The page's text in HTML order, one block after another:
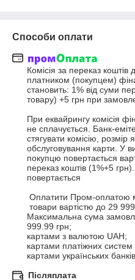
Способи оплати
Комісія за переказ
платником (покупцем)
становить: 1% від суми
товару) +5 грн при
При еквайрингу комісія
не сплачується. Банк-
стягувати комісію, розмір
обслуговування карти. У
покупцю повертається
переказ коштів (1%+5
повертається
Максимальна сума
999.99 грн;
картами з валютою UAH;
картами платіжних
картами українських
Післяплата